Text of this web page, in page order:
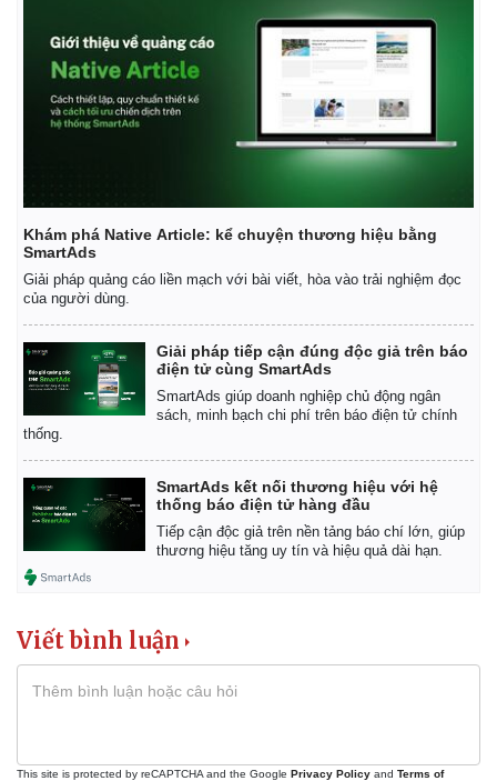
Khám phá Native Article: kể chuyện thương hiệu bằng
SmartAds
Giải pháp quảng cáo liền mạch với bài viết, hòa vào trải nghiệm đọc
của người dùng.
Giải pháp tiếp cận đúng độc giả trên báo
điện tử cùng SmartAds
SmartAds giúp doanh nghiệp chủ động ngân
sách, minh bạch chi phí trên báo điện tử chính
thống.
SmartAds kết nối thương hiệu với hệ
thống báo điện tử hàng đầu
Tiếp cận độc giả trên nền tảng báo chí lớn, giúp
thương hiệu tăng uy tín và hiệu quả dài hạn.
Viết bình luận
This site is protected by reCAPTCHA and the Google Privacy Policy and Terms of